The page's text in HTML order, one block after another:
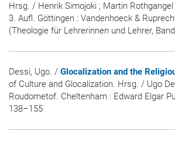
Hrsg. / Henrik Simojoki ; Martin
3. Aufl. Göttingen : Vandenhoeck &
(Theologie für Lehrerinnen und Lehrer,
Dessi, Ugo. / Glocalization and the
of Culture and Glocalization. Hrsg. / Ugo
Roudometof. Cheltenham : Edward Elgar
138–155